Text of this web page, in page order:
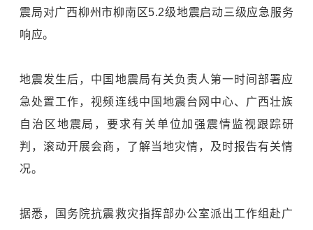
震局对广西柳州市柳南区5.2级地震启动三级应急服务
响应。
地震发生后，中国地震局有关负责人第一时间部署应
急处置工作，视频连线中国地震台网中心、广西壮族
自治区地震局，要求有关单位加强震情监视跟踪研
判，滚动开展会商，了解当地灾情，及时报告有关情
况。
据悉，国务院抗震救灾指挥部办公室派出工作组赴广